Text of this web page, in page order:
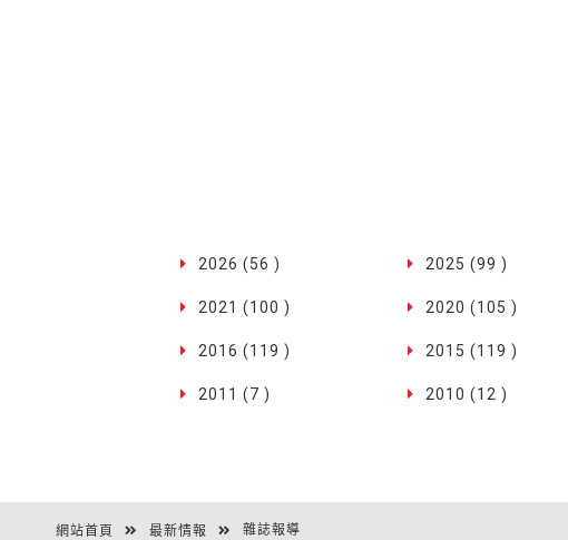
2026 (56 ) 2025 (99 )
2021 (100 ) 2020 (105 )
2016 (119 ) 2015 (119 )
2011 (7 ) 2010 (12 )
網站首頁 最新情報 雜誌報導